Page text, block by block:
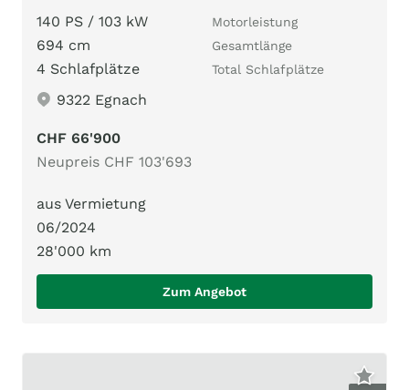
140 PS / 103 kW
Motorleistung
694 cm Gesamtlänge
4 Schlafplätze Total Schlafplätze
9322 Egnach
CHF 66'900
Neupreis CHF 103'693
aus Vermietung
06/2024
28'000 km
Zum Angebot